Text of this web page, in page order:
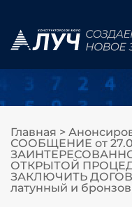
Главная >
СООБЩЕНИЕ от
ОТКРЫТОЙ
ЗАКЛЮЧИТЬ
латунный и